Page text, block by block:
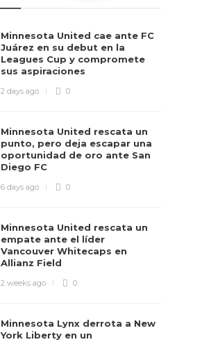
Minnesota United cae ante FC
Juárez en su debut en la
Leagues Cup y compromete
sus aspiraciones
2 days ago 0
Minnesota United rescata un
punto, pero deja escapar una
oportunidad de oro ante San
Diego FC
6 days ago 0
Minnesota United rescata un
empate ante el líder
Vancouver Whitecaps en
Allianz Field
2 weeks ago 0
Minnesota Lynx derrota a New
York Liberty en un